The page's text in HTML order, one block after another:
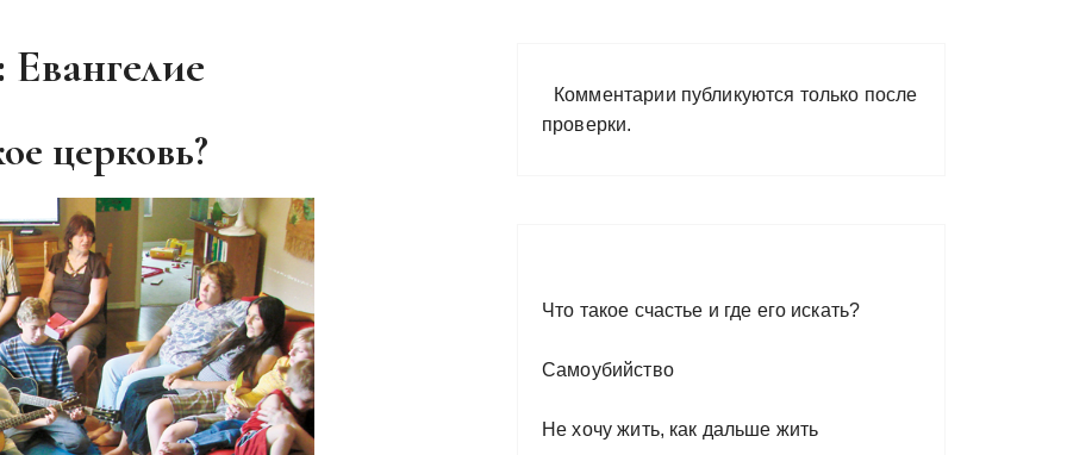
Евангелие
церковь?
Комментарии публикуются только после
проверки.
Что такое счастье и где его искать?
Самоубийство
Не хочу жить, как дальше жить